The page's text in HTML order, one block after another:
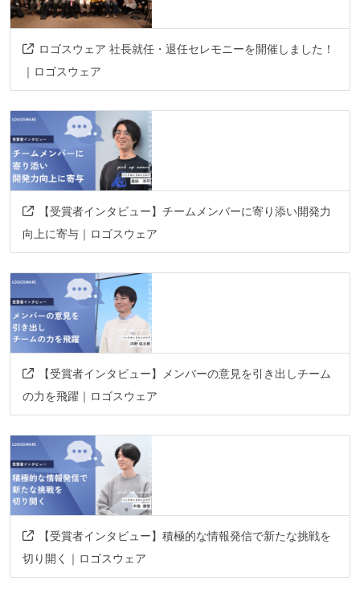
データベース
postgresql
dynamodb mysql
プロジェクト管理
gitlab
backlog
その他
grpc
storybook
kubuntu
ubuntu
glitchtip
grafana magicpod
ecspresso
terraform
goqu
ロゴスウェア 社長就任・退任セレモニーを開催しました！
｜ロゴスウェア
【受賞者インタビュー】チームメンバーに寄り添い開発力
向上に寄与｜ロゴスウェア
【受賞者インタビュー】メンバーの意見を引き出しチーム
の力を飛躍｜ロゴスウェア
【受賞者インタビュー】積極的な情報発信で新たな挑戦を
切り開く｜ロゴスウェア